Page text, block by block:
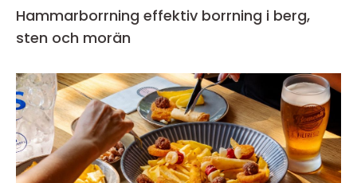
Hammarborrning effektiv borrning i berg,
sten och morän